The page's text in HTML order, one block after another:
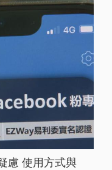
慮 使用方式與